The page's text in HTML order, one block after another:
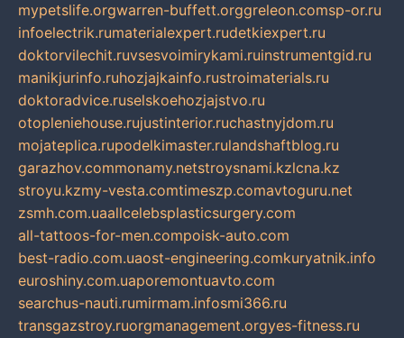
mypetslife.orgwarren-buffett.orggreleon.comsp-or.ru
infoelectrik.rumaterialexpert.rudetkiexpert.ru
doktorvilechit.ruvsesvoimirykami.ruinstrumentgid.ru
manikjurinfo.ruhozjajkainfo.rustroimaterials.ru
doktoradvice.ruselskoehozjajstvo.ru
otopleniehouse.rujustinterior.ruchastnyjdom.ru
mojateplica.rupodelkimaster.rulandshaftblog.ru
garazhov.commonamy.netstroysnami.kzlcna.kz
stroyu.kzmy-vesta.comtimeszp.comavtoguru.net
zsmh.com.uaallcelebsplasticsurgery.com
all-tattoos-for-men.compoisk-auto.com
best-radio.com.uaost-engineering.comkuryatnik.info
euroshiny.com.uaporemontuavto.com
searchus-nauti.rumirmam.infosmi366.ru
transgazstroy.ruorgmanagement.orgyes-fitness.ru